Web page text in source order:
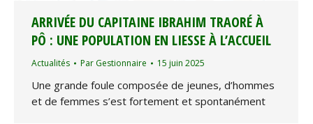
ARRIVÉE DU CAPITAINE IBRAHIM TRAORÉ À
PÔ : UNE POPULATION EN LIESSE À L’ACCUEIL
Actualités Par Gestionnaire 15 juin 2025
Une grande foule composée de jeunes, d’hommes
et de femmes s’est fortement et spontanément